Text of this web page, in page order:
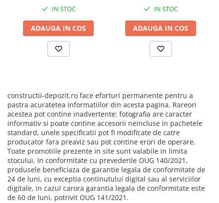
Rigole pentru exterior
Guri de scurgere interior
Profile compensare panta dus
Rigole din beton cu polimeri cu
inaltime normala
Accesorii rigole din beton cu
polimeri cu inaltime redusa
Accesorii rigole din beton cu
polimeri cu inaltime normala
Curti de lumina ACO Therm
IN STOC
ADAUGA IN COS
IN STOC
ADAUGA IN COS
constructii-depozit.ro face eforturi permanente pentru a
pastra acuratetea informatiilor din acesta pagina. Rareori
acestea pot contine inadvertente: fotografia are caracter
informativ si poate contine accesorii neincluse in pachetele
standard, unele specificatii pot fi modificate de catre
producator fara preaviz sau pot contine erori de operare.
Toate promotiile prezente in site sunt valabile in limita
stocului. In conformitate cu prevederile OUG 140/2021,
produsele beneficiaza de garantie legala de conformitate de
24 de luni, cu exceptia continutului digital sau al serviciilor
digitale, in cazul carora garantia legala de conformitate este
de 60 de luni, potrivit OUG 141/2021.